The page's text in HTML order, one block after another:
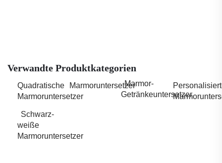
Verwandte Produktkategorien
Quadratische
Marmoruntersetzer
MarmoruntersetzerMarmor-
Getränkeuntersetzer
Schwarz-
weiße
Marmoruntersetzer